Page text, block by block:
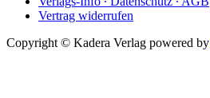
Vertrag widerrufen
Copyright © Kadera Verlag powered by